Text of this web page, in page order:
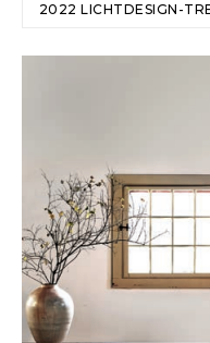
2022 LICHTDESIGN-